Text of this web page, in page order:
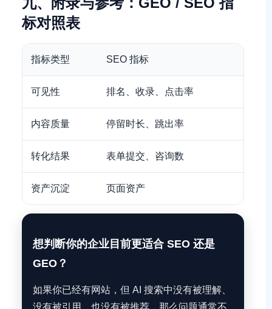
标对照表
指标类型 SEO 指标
可见性 排名、收录、点击率
内容质量 停留时长、跳出率
转化结果 表单提交、咨询数
资产沉淀 页面资产
想判断你的企业目前更适合 SEO 还是
GEO？
如果你已经有网站，但 AI 搜索中没有被理解、
没有被引用、也没有被推荐，那么问题通常不